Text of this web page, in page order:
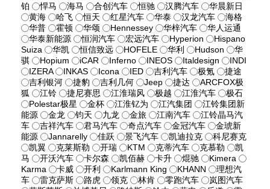
铂
悍马 海马 合创汽车 恒驰 汉腾汽车
华晨新日
黄海
哈飞 恒天 红星汽车 华泰 汉龙汽车
海格
华普
霍顿 华颂 Hennessey 华梓汽车
华人运通
华泰新能源
恒润汽车 宏远汽车 Hyperion
Hispano
Suiza
华凯 恒信致远 HOFELE 华利 Hudson
华
骐
Hopium iCAR Inferno INEOS Italdesign
INDI
IZERA
INKAS Icona IED 吉利汽车 极氪
捷途
吉利银河
捷豹 吉利几何 Jeep 捷达
ARCFOX极
狐
江铃 捷尼赛思 江淮瑞风 极越 江淮汽车
极石
Polestar极星
金杯 江淮钇为 江汽集团
江铃集团新
能源
金龙 钧天 九龙 金旅 江南汽车
江铃晶马汽
车
吉祥汽车 君马汽车 奇点汽车 金冠汽车
金琥新
能源
Jannarelly 佳跃 景飞汽车 凯迪拉克
科尼赛克
凯翼
克莱斯勒 开瑞 KTM 克蒂汽车 克慕勒
凯
马
开沃汽车 卡尔森 凯佰赫 卡升 焜驰
Kimera
Karma
卡威 开利 Karlmann King KHANN
理想汽
车
雷克萨斯 路虎 领克 林肯 零跑汽车
岚图汽车